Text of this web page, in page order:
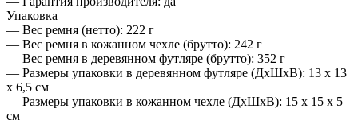
Упаковка
— Вес ремня (нетто): 222 г
— Вес ремня в кожанном чехле (брутто): 242 г
— Вес ремня в деревянном футляре (брутто): 352 г
— Размеры упаковки в деревянном футляре (ДхШхВ): 13 х 13
х 6,5 см
— Размеры упаковки в кожанном чехле (ДхШхВ): 15 х 15 х 5
см